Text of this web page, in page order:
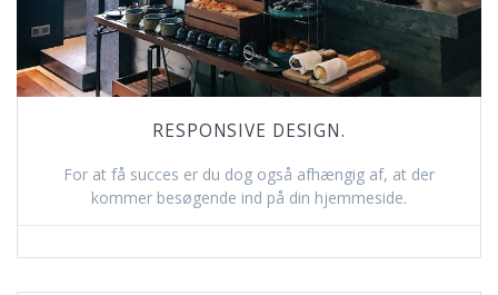
RESPONSIVE DESIGN.
For at få succes er du dog også afhængig af, at der
kommer besøgende ind på din hjemmeside.